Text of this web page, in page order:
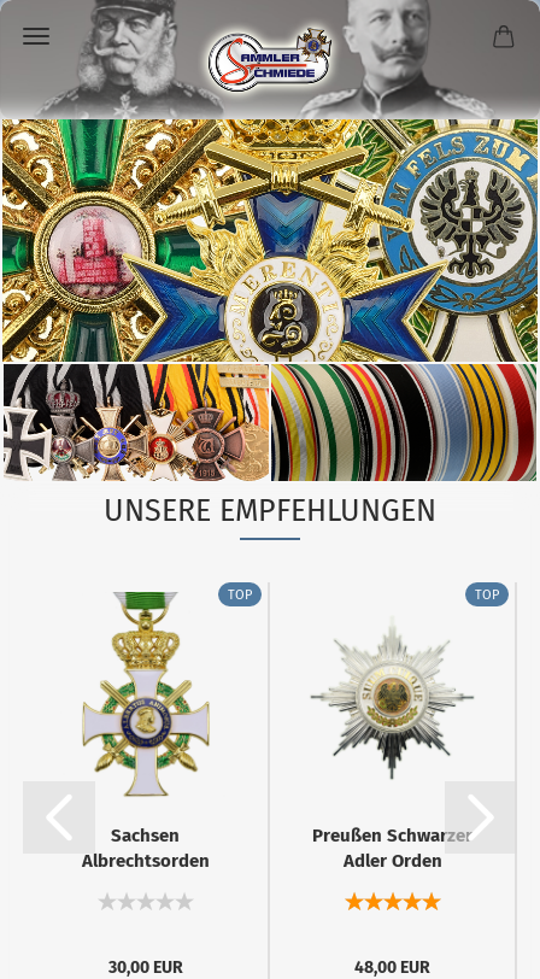
UNSERE EMPFEHLUNGEN
TOP
Sachsen
Albrechtsorden
1.Klasse...
30,00 EUR
TOP
Preußen Schwarzer
Adler Orden
48,00 EUR